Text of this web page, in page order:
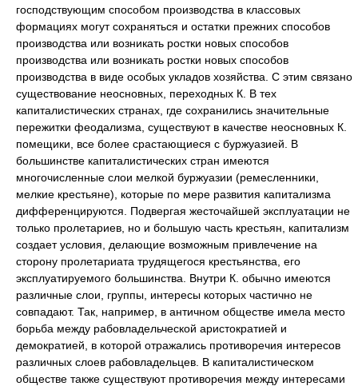
господствующим способом производства в классовых
формациях могут сохраняться и остатки прежних способов
производства или возникать ростки новых способов
производства или возникать ростки новых способов
производства в виде особых укладов хозяйства. С этим связано
существование неосновных, переходных К. В тех
капиталистических странах, где сохранились значительные
пережитки феодализма, существуют в качестве неосновных К.
помещики, все более срастающиеся с буржуазией. В
большинстве капиталистических стран имеются
многочисленные слои мелкой буржуазии (ремесленники,
мелкие крестьяне), которые по мере развития капитализма
дифференцируются. Подвергая жесточайшей эксплуатации не
только пролетариев, но и большую часть крестьян, капитализм
создает условия, делающие возможным привлечение на
сторону пролетариата трудящегося крестьянства, его
эксплуатируемого большинства. Внутри К. обычно имеются
различные слои, группы, интересы которых частично не
совпадают. Так, например, в античном обществе имела место
борьба между рабовладельческой аристократией и
демократией, в которой отражались противоречия интересов
различных слоев рабовладельцев. В капиталистическом
обществе также существуют противоречия между интересами